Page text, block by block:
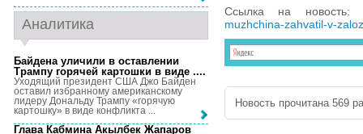
Ссылка на новость:
muzhchina-zahvatil-v-
Новость прочитана 569
Аналитика
Байдена уличили в оставлении
Трампу горячей картошки в виде ....
Уходящий президент США Джо Байден
оставил избранному американскому
лидеру Дональду Трампу «горячую
картошку» в виде конфликта ...
Глава Кабмина Акылбек Жапаров